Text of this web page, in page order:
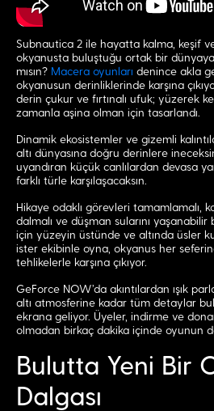
Subnautica 2 ile hayatta kalma, keşif ve
okyanusta buluştuğu ortak bir
mısın? Macera oyunları denince akla
okyanusun derinliklerinde karşına
derin çukur ve fırtınalı ufuk; yüzerek
zamanla aşina olman için tasarlandı.
Dinamik ekosistemler ve gizemli
altı dünyasına doğru derinlere
uyandıran küçük canlılardan devasa
farklı türle karşılaşacaksın.
Hikaye odaklı görevleri tamamlamalı,
dalmalı ve düşman sularını
için yüzeyin üstünde ve altında üsler
ister ekibinle oyna, okyanus her
tehlikelerle karşına çıkıyor.
GeForce NOW’da akıntılardan ışık
altı atmosferine kadar tüm detaylar
ekrana geliyor. Üyeler, indirme ve
olmadan birkaç dakika içinde oyunun
Bulutta Yeni Bir
Dalgası